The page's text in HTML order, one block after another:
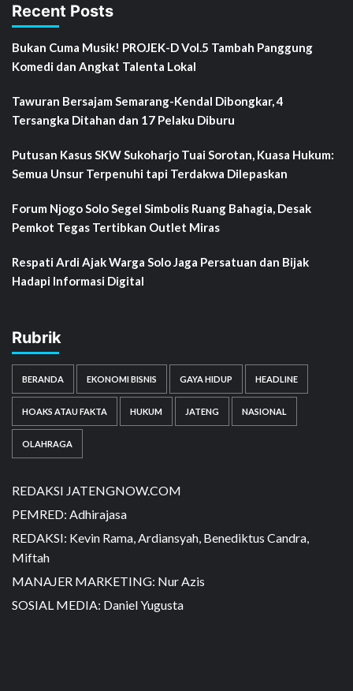
Recent Posts
Bukan Cuma Musik! PROJEK-D Vol.5 Tambah Panggung
Komedi dan Angkat Talenta Lokal
Tawuran Bersajam Semarang-Kendal Dibongkar, 4
Tersangka Ditahan dan 17 Pelaku Diburu
Putusan Kasus SKW Sukoharjo Tuai Sorotan, Kuasa Hukum:
Semua Unsur Terpenuhi tapi Terdakwa Dilepaskan
Forum Njogo Solo Segel Simbolis Ruang Bahagia, Desak
Pemkot Tegas Tertibkan Outlet Miras
Respati Ardi Ajak Warga Solo Jaga Persatuan dan Bijak
Hadapi Informasi Digital
Rubrik
BERANDA EKONOMI BISNIS GAYA HIDUP HEADLINE
HOAKS ATAU FAKTA HUKUM JATENG NASIONAL
OLAHRAGA
REDAKSI JATENGNOW.COM
PEMRED: Adhirajasa
REDAKSI: Kevin Rama, Ardiansyah, Benediktus Candra,
Miftah
MANAJER MARKETING: Nur Azis
SOSIAL MEDIA: Daniel Yugusta